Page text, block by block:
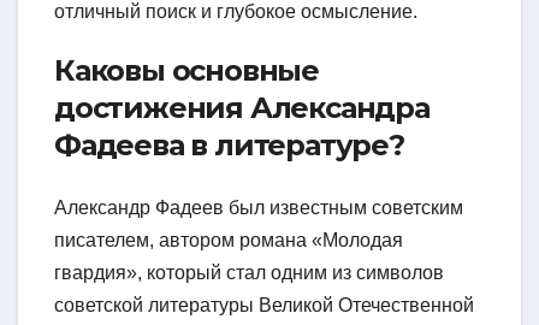
отличный поиск и глубокое осмысление.
Каковы основные
достижения Александра
Фадеева в литературе?
Александр Фадеев был известным советским
писателем, автором романа «Молодая
гвардия», который стал одним из символов
советской литературы Великой Отечественной